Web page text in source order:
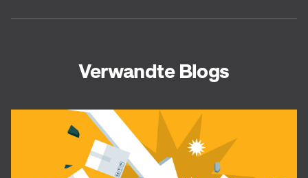
Verwandte Blogs